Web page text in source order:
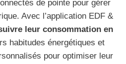
de pointe pour gérer
Avec l’application EDF &
leur consommation en
habitudes énergétiques et
pour optimiser leur